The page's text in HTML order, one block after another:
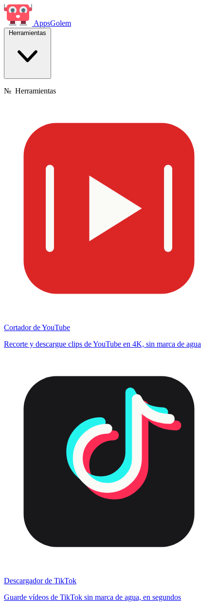
AppsGolem
Herramientas
№ Herramientas
Cortador de YouTube
Recorte y descargue clips de YouTube en 4K, sin marca de agua
Descargador de TikTok
Guarde vídeos de TikTok sin marca de agua, en segundos